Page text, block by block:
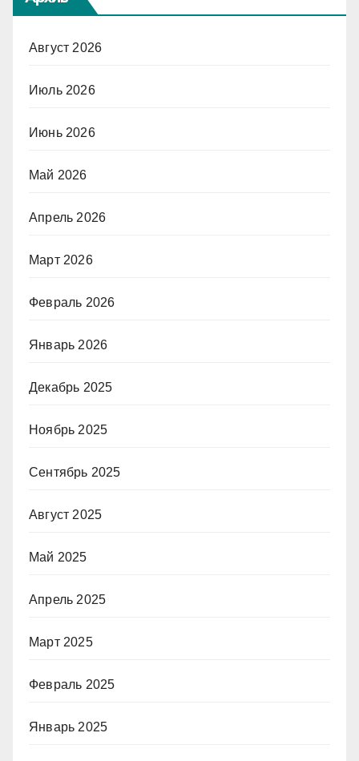
Август 2026
Июль 2026
Июнь 2026
Май 2026
Апрель 2026
Март 2026
Февраль 2026
Январь 2026
Декабрь 2025
Ноябрь 2025
Сентябрь 2025
Август 2025
Май 2025
Апрель 2025
Март 2025
Февраль 2025
Январь 2025